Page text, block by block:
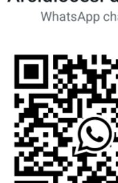
email
don Aldo Mei: